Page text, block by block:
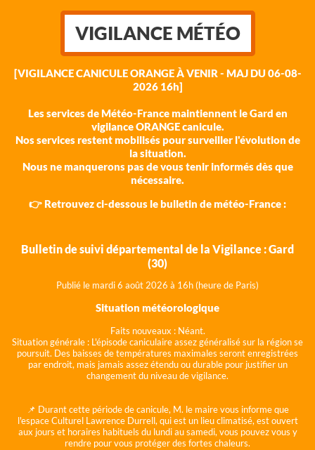
VIGILANCE MÉTÉO
[VIGILANCE CANICULE ORANGE À VENIR - MAJ DU 06-08-
2026 16h]
Les services de Météo-France maintiennent le Gard en
vigilance ORANGE canicule.
Nos services restent mobilisés pour surveiller l'évolution de
la situation.
Nous ne manquerons pas de vous tenir informés dès que
nécessaire.
👉 Retrouvez ci-dessous le bulletin de météo-France :
Bulletin de suivi départemental de la Vigilance : Gard
(30)
Publié le mardi 6 août 2026 à 16h (heure de Paris)
Situation météorologique
Faits nouveaux : Néant.
Situation générale : L'épisode caniculaire assez généralisé sur la région se
poursuit. Des baisses de températures maximales seront enregistrées
par endroit, mais jamais assez étendu ou durable pour justifier un
changement du niveau de vigilance.
📌 Durant cette période de canicule, M. le maire vous informe que
l'espace Culturel Lawrence Durrell, qui est un lieu climatisé, est ouvert
aux jours et horaires habituels du lundi au samedi, vous pouvez vous y
rendre pour vous protéger des fortes chaleurs.